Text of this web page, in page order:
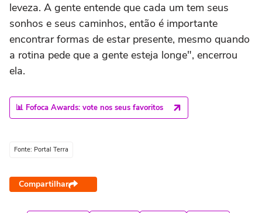
leveza. A gente entende que cada um tem seus
sonhos e seus caminhos, então é importante
encontrar formas de estar presente, mesmo quando
a rotina pede que a gente esteja longe", encerrou
ela.
📊 Fofoca Awards: vote nos seus favoritos
Fonte: Portal Terra
Compartilhar